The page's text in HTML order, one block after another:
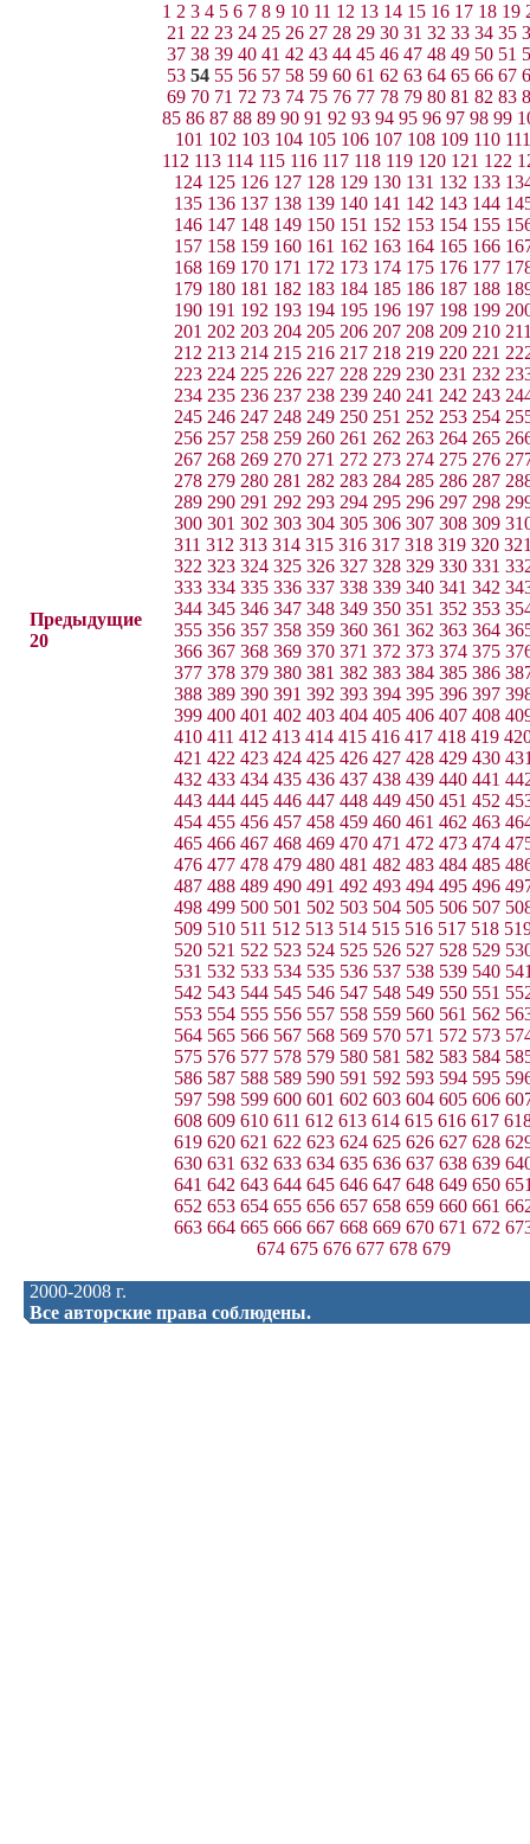
Предыдущие
20
1 2 3 4 5 6 7 8 9 10 11 12 13 14 15 16 17 18 19
21 22 23 24 25 26 27 28 29 30 31 32 33 34 35
37 38 39 40 41 42 43 44 45 46 47 48 49 50 51
53 54 55 56 57 58 59 60 61 62 63 64 65 66 67
69 70 71 72 73 74 75 76 77 78 79 80 81 82 83
85 86 87 88 89 90 91 92 93 94 95 96 97 98 99
101 102 103 104 105 106 107 108 109 110 111
112 113 114 115 116 117 118 119 120 121 122
124 125 126 127 128 129 130 131 132 133
135 136 137 138 139 140 141 142 143 144
146 147 148 149 150 151 152 153 154 155
157 158 159 160 161 162 163 164 165 166
168 169 170 171 172 173 174 175 176 177
179 180 181 182 183 184 185 186 187 188
190 191 192 193 194 195 196 197 198 199
201 202 203 204 205 206 207 208 209 210
212 213 214 215 216 217 218 219 220 221
223 224 225 226 227 228 229 230 231 232
234 235 236 237 238 239 240 241 242 243
245 246 247 248 249 250 251 252 253 254
256 257 258 259 260 261 262 263 264 265
267 268 269 270 271 272 273 274 275 276
278 279 280 281 282 283 284 285 286 287
289 290 291 292 293 294 295 296 297 298
300 301 302 303 304 305 306 307 308 309
311 312 313 314 315 316 317 318 319 320
322 323 324 325 326 327 328 329 330 331
333 334 335 336 337 338 339 340 341 342
344 345 346 347 348 349 350 351 352 353
355 356 357 358 359 360 361 362 363 364
366 367 368 369 370 371 372 373 374 375
377 378 379 380 381 382 383 384 385 386
388 389 390 391 392 393 394 395 396 397
399 400 401 402 403 404 405 406 407 408
410 411 412 413 414 415 416 417 418 419
421 422 423 424 425 426 427 428 429 430
432 433 434 435 436 437 438 439 440 441
443 444 445 446 447 448 449 450 451 452
454 455 456 457 458 459 460 461 462 463
465 466 467 468 469 470 471 472 473 474
476 477 478 479 480 481 482 483 484 485
487 488 489 490 491 492 493 494 495 496
498 499 500 501 502 503 504 505 506 507
509 510 511 512 513 514 515 516 517 518
520 521 522 523 524 525 526 527 528 529
531 532 533 534 535 536 537 538 539 540
542 543 544 545 546 547 548 549 550 551
553 554 555 556 557 558 559 560 561 562
564 565 566 567 568 569 570 571 572 573
575 576 577 578 579 580 581 582 583 584
586 587 588 589 590 591 592 593 594 595
597 598 599 600 601 602 603 604 605 606
608 609 610 611 612 613 614 615 616 617
619 620 621 622 623 624 625 626 627 628
630 631 632 633 634 635 636 637 638 639
641 642 643 644 645 646 647 648 649 650
652 653 654 655 656 657 658 659 660 661
663 664 665 666 667 668 669 670 671 672
674 675 676 677 678 679
2000-2008 г.
Все авторские права соблюдены.